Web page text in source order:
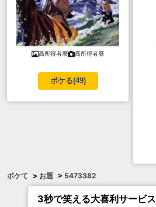
高所得者層 高所得者層
ボケる(49)
ボケて > お題 > 5473382
3秒で笑える大喜利サービス